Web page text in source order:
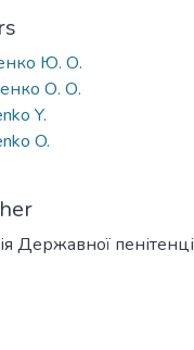
Ю. О.
О. О.
Y.
O.
Державної